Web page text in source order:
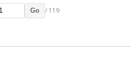
Go / 119